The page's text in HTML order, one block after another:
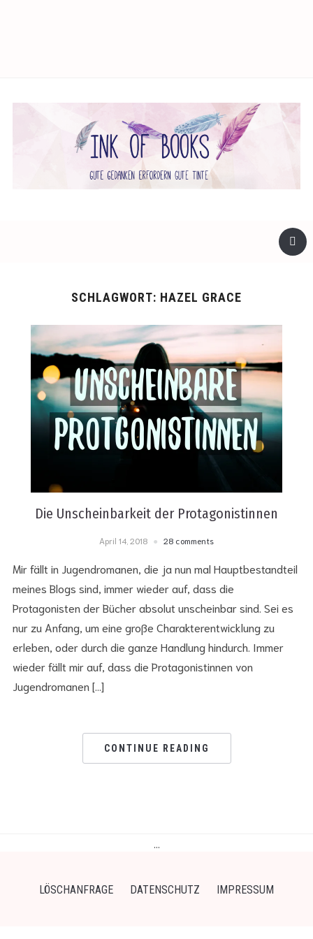
SCHLAGWORT: HAZEL GRACE
Die Unscheinbarkeit der Protagonistinnen
April 14, 2018 28 comments
Mir fällt in Jugendromanen, die ja nun mal Hauptbestandteil
meines Blogs sind, immer wieder auf, dass die
Protagonisten der Bücher absolut unscheinbar sind. Sei es
nur zu Anfang, um eine große Charakterentwicklung zu
erleben, oder durch die ganze Handlung hindurch. Immer
wieder fällt mir auf, dass die Protagonistinnen von
Jugendromanen […]
CONTINUE READING
LÖSCHANFRAGE DATENSCHUTZ IMPRESSUM